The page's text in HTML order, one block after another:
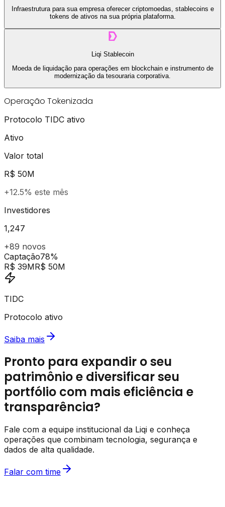
Infraestrutura para sua empresa oferecer criptomoedas, stablecoins e
tokens de ativos na sua própria plataforma.
Liqi Stablecoin
Moeda de liquidação para operações em blockchain e instrumento de
modernização da tesouraria corporativa.
Operação Tokenizada
Protocolo TIDC ativo
Ativo
Valor total
R$ 50M
+12.5% este mês
Investidores
1,247
+89 novos
Captação78%
R$ 39MR$ 50M
TIDC
Protocolo ativo
Saiba mais
Pronto para expandir o seu
patrimônio e diversificar seu
portfólio com mais eficiência e
transparência?
Fale com a equipe institucional da Liqi e conheça
operações que combinam tecnologia, segurança e
dados de alta qualidade.
Falar com time